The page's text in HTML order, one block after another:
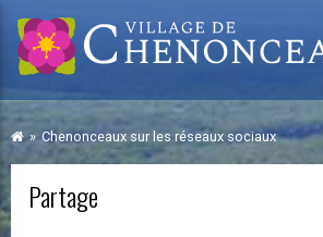
Chenonceaux sur les réseaux sociaux
Partage